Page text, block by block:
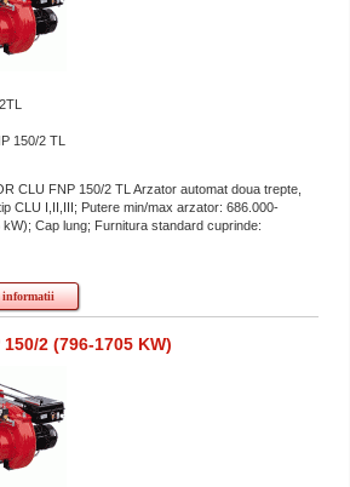
150/2 TL
CLU FNP 150/2 TL Arzator automat doua trepte,
CLU I,II,III; Putere min/max arzator: 686.000-
kW); Cap lung; Furnitura standard cuprinde:
informatii
2 (796-1705 KW)